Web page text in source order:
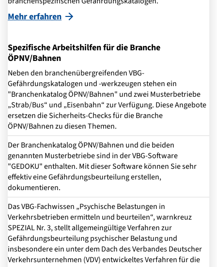
Mehr erfahren
Spezifische Arbeitshilfen für die Branche
ÖPNV/Bahnen
Neben den branchenübergreifenden VBG-
Gefährdungskatalogen und -werkzeugen stehen ein
"Branchenkatalog ÖPNV/Bahnen" und zwei Musterbetriebe
„Strab/Bus“ und „Eisenbahn“ zur Verfügung. Diese Angebote
ersetzen die Sicherheits-Checks für die Branche
ÖPNV/Bahnen zu diesen Themen.
Der Branchenkatalog ÖPNV/Bahnen und die beiden
genannten Musterbetriebe sind in der VBG-Software
"GEDOKU" enthalten. Mit dieser Software können Sie sehr
effektiv eine Gefährdungsbeurteilung erstellen,
dokumentieren.
Das VBG-Fachwissen „Psychische Belastungen in
Verkehrsbetrieben ermitteln und beurteilen“, warnkreuz
SPEZIAL Nr. 3, stellt allgemeingültige Verfahren zur
Gefährdungsbeurteilung psychischer Belastung und
insbesondere ein unter dem Dach des Verbandes Deutscher
Verkehrsunternehmen (VDV) entwickeltes Verfahren für die